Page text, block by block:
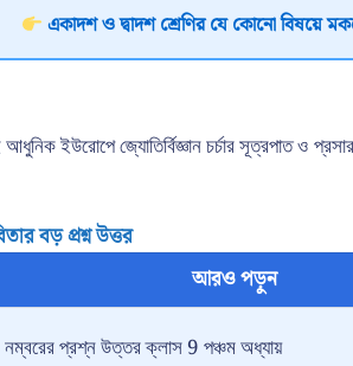
একাদশ ও দ্বাদশ শ্রেণির যে কোনো বিষয়ে
ইউরোপে জ্যোতির্বিজ্ঞান চর্চার সূত্রপাত ও
বড় প্রশ্ন উত্তর
আরও পড়ুন
প্রশ্ন উত্তর ক্লাস 9 পঞ্চম অধ্যায়